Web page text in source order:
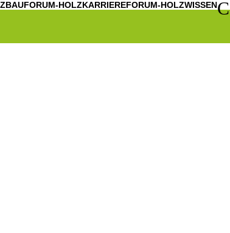
FORUM-HOLZKARRIEREFORUM-HOLZWISSENC